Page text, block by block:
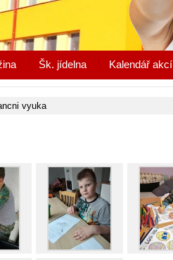
Šk. jídelna Kalendář akcí
vyuka